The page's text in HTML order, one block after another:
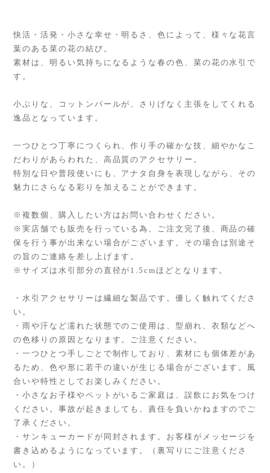
快活・活発・小さな幸せ・明るさ、色によって、様々な花言
葉のある菜の花の結び。
素材は、明るい気持ちになるような春の色、菜の花の水引で
す。
小ぶりな、コットンパールが、さりげなく主張をしてくれる
逸品となっています。
一つひとつ丁寧につくられ、作り手の確かな技、細やかなこ
だわりがあらわれた、高品質のアクセサリー。
特別な日や普段使いにも、アナタ自身を表現しながら、その
魅力にさらなる彩りを加えることができます。
※複数個、購入したい方はお問い合わせください。
※実店舗でも販売を行っている為、ご注文完了後、商品の確
保を行う事が出来ない場合がございます。その場合は別途そ
の旨のご連絡を差し上げます。
※サイズは水引部分の直径が1.5cmほどとなります。
・水引アクセサリーは繊細な製品です。優しく触れてくださ
い。
・雨や汗など濡れた状態でのご使用は、型崩れ、衣類などへ
の色移りの原因となります。ご注意ください。
・一つひとつ手しごとで制作しており、素材にも個体差があ
るため、色や形に若干の違いが生じる場合がございます。風
合いや特性としてお楽しみください。
・小さなお子様やペットがいるご家庭は、誤飲にお気をつけ
ください。事故が起きましても、責任を負いかねますのでご
了承ください。
・サンキューカードが同封されます。お客様がメッセージを
書き込めるようになっています。（裏写りにご注意くださ
い。）